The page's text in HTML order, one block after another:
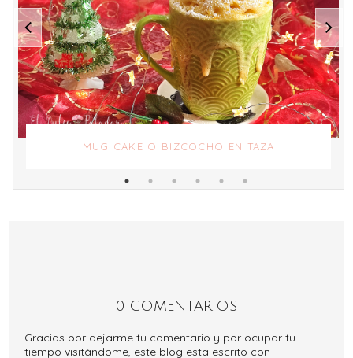
MUG CAKE O BIZCOCHO EN TAZA
0 COMENTARIOS
Gracias por dejarme tu comentario y por ocupar tu
tiempo visitándome, este blog esta escrito con